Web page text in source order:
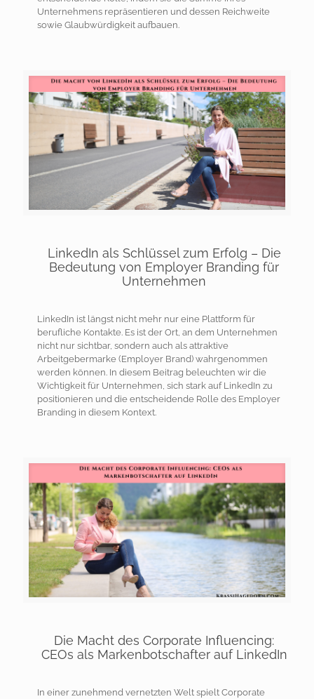
Unternehmens repräsentieren und dessen Reichweite
sowie Glaubwürdigkeit aufbauen.
LinkedIn als Schlüssel zum Erfolg – Die
Bedeutung von Employer Branding für
Unternehmen
LinkedIn ist längst nicht mehr nur eine Plattform für
berufliche Kontakte. Es ist der Ort, an dem Unternehmen
nicht nur sichtbar, sondern auch als attraktive
Arbeitgebermarke (Employer Brand) wahrgenommen
werden können. In diesem Beitrag beleuchten wir die
Wichtigkeit für Unternehmen, sich stark auf LinkedIn zu
positionieren und die entscheidende Rolle des Employer
Branding in diesem Kontext.
Die Macht des Corporate Influencing:
CEOs als Markenbotschafter auf LinkedIn
In einer zunehmend vernetzten Welt spielt Corporate